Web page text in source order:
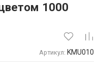
1000
Артикул: KMU010